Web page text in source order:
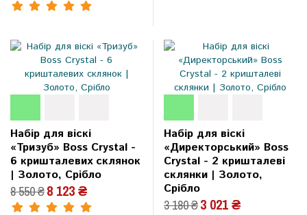
Набір для віскі
«Тризуб» Boss Crystal -
6 кришталевих склянок
| Золото, Срібло
8 550 ₴8 123 ₴
Набір для віскі
«Директорський» Boss
Crystal - 2 кришталеві
склянки | Золото,
Срібло
3 180 ₴3 021 ₴